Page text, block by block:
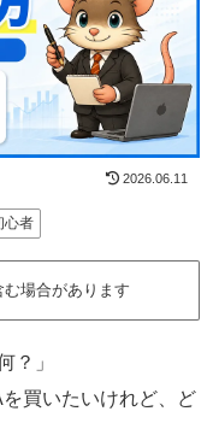
2026.06.11
心者
場合があります
？」
買いたいけれど、ど